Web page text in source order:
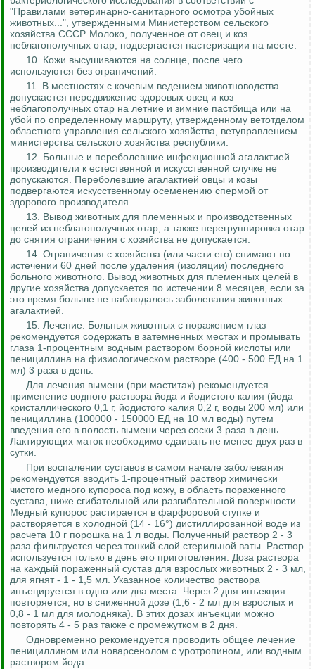
"Правилами ветеринарно-санитарного осмотра убойных
животных...", утвержденными Министерством сельского
хозяйства СССР. Молоко, полученное от овец и коз
неблагополучных отар, подвергается пастеризации на месте.
10. Кожи высушиваются на солнце, после чего
используются без ограничений.
11. В местностях с кочевым ведением животноводства
допускается передвижение здоровых овец и коз
неблагополучных отар на летние и зимние пастбища или на
убой по определенному маршруту, утвержденному ветотделом
областного управления сельского хозяйства, ветуправлением
министерства сельского хозяйства республики.
12. Больные и переболевшие инфекционной агалактией
производители к естественной и искусственной случке не
допускаются. Переболевшие агалактией овцы и козы
подвергаются искусственному осеменению спермой от
здорового производителя.
13. Вывод животных для племенных и производственных
целей из неблагополучных отар, а также перегруппировка отар
до снятия ограничения с хозяйства не допускается.
14. Ограничения с хозяйства (или части его) снимают по
истечении 60 дней после удаления (изоляции) последнего
больного животного. Вывод животных для племенных целей в
другие хозяйства допускается по истечении 8 месяцев, если за
это время больше не наблюдалось заболевания животных
агалактией.
15. Лечение. Больных животных с поражением глаз
рекомендуется содержать в затемненных местах и промывать
глаза 1-процентным водным раствором борной кислоты или
пенициллина на физиологическом растворе (400 - 500 ЕДна 1
мл) 3 раза в день.
Для лечения вымени (при маститах) рекомендуется
применение водного раствора йода и йодистого калия (йода
кристаллического 0,1 г, йодистого калия 0,2 г, воды 200 мл) или
пенициллина (100000 - 150000 ЕДна 10 мл воды) путем
введения его в полость вымени через соски 3 раза в день.
Лактирующих маток необходимо сдаивать не менее двух раз в
сутки.
При воспалении суставов в самом начале заболевания
рекомендуется вводить 1-процентный раствор химически
чистого медного купороса под кожу, в область пораженного
сустава, ниже сгибательной или разгибательной поверхности.
Медный купорос растирается в фарфоровой ступке и
растворяется в холодной (14 - 16°) дистиллированной воде из
расчета 10 г порошка на 1 л воды. Полученный раствор 2 - 3
раза фильтруется через тонкий слой стерильной ваты. Раствор
используется только в день его приготовления. Доза раствора
на каждый пораженный сустав для взрослых животных 2 - 3 мл,
для ягнят - 1 - 1,5 мл. Указанное количество раствора
инъецируется в одно или два места. Через 2 дня инъекция
повторяется, но в сниженной дозе (1,6 - 2 мл для взрослых и
0,8 - 1 мл для молодняка). В этих дозах инъекции можно
повторять 4 - 5 раз также с промежутком в 2 дня.
Одновременно рекомендуется проводить общее лечение
пенициллином или новарсенолом с уротропином, или водным
раствором йода: